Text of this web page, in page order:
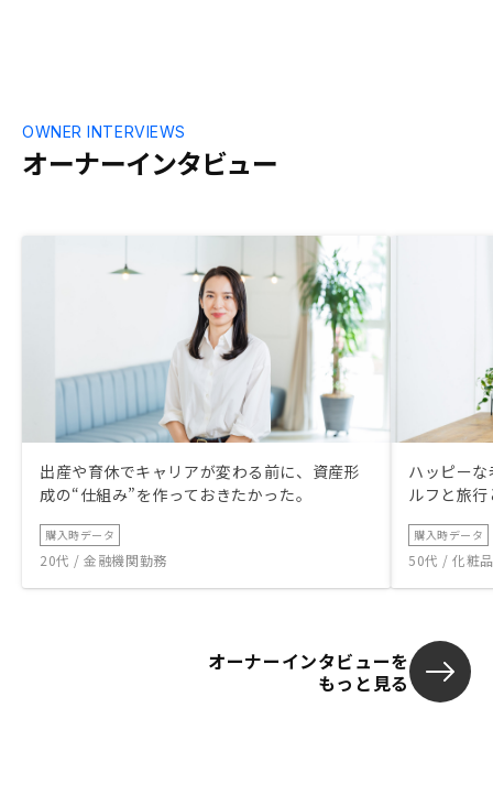
オーナーインタビュー
OWNER INTERVIEWS
出産や育休でキャリアが変わる前に、資産形
成の“仕組み”を作っておきたかった。
購入時データ
20代 / 金融機関勤務
ハッピー
ルフと旅
購入時データ
50代 / 化粧
オーナーインタビューを
もっと見る